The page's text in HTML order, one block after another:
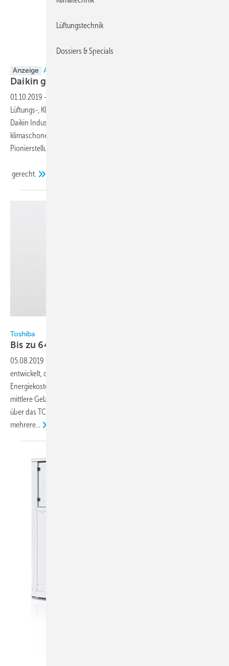
Anzeige ANZEIGE
Daikin gibt alle Patente für R-32 Geräte
01.10.2019 -
Lüftungs-, Klima- und Kälteanlagen mit R-32 zum 01. Juli 2019 fördert
Daikin Industries Ltd. die internationale Einführung des
klimaschonenden Kältemittels. So baut das Unternehmen seine
Pionierstellung am Markt aus und wird seiner Umweltverantwortung
gerecht.
Toshiba
Bis zu 64 Raumklima­geräte
05.08.2019
entwickelt, die zu einer einfacheren Bedienung und weniger
Energiekosten beitragen. Die Standardregelung für kleinere und
mittlere Gebäude TCB-SC643TLE kann bis zu 64 Raumklimageräte
über das TCC-Netzwerk steuern, entweder jedes einzeln,
mehrere...
Lüftungstechnik
Dossiers & Specials